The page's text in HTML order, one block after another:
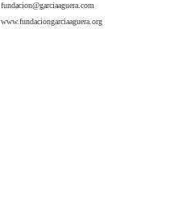
fundacion@garciaaguera.com
www.fundaciongarciaaguera.org